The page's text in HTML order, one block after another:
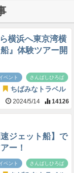
横浜へ東京湾横
』体験ツアー開
ベント さんばしひろば
ちばみなトラベル
2024/5/14 14126
ジェット船】で
ー！
ベント さんばしひろば